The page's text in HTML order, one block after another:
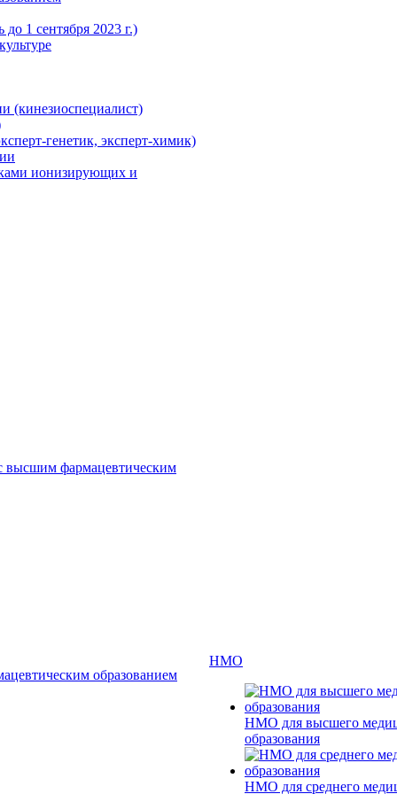
1 сентября 2023 г.)
(кинезиоспециалист)
генетик, эксперт-химик)
ионизирующих и
высшим фармацевтическим
образованием
НМО
НМО для высшего
образования
НМО для среднего